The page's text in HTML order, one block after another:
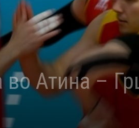
Атина –